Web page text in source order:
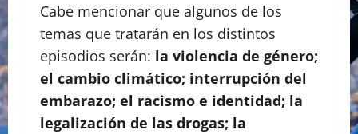
Cabe mencionar que algunos de los
temas que tratarán en los distintos
episodios serán: la violencia de género;
el cambio climático; interrupción del
embarazo; el racismo e identidad; la
legalización de las drogas; la